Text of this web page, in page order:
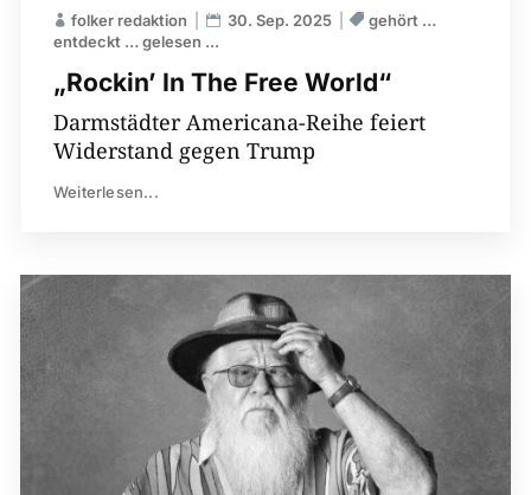
„Rockin’ In The Free World“
folker redaktion 30. Sep. 2025
gehört …
entdeckt … gelesen ...
Darmstädter Americana-Reihe feiert
Widerstand gegen Trump
Weiterlesen...